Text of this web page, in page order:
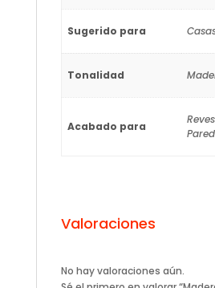
Sugerido para
Tonalidad
Acabado para
Pared
Valoraciones
No hay valoraciones aún.